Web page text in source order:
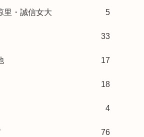
里・誠信女大 5
33
17
18
4
76